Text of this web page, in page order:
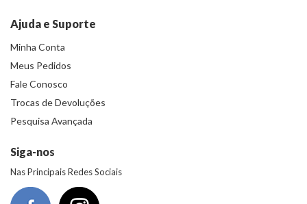
Ajuda e Suporte
Minha Conta
Meus Pedidos
Fale Conosco
Trocas de Devoluções
Pesquisa Avançada
Siga-nos
Nas Principais Redes Sociais